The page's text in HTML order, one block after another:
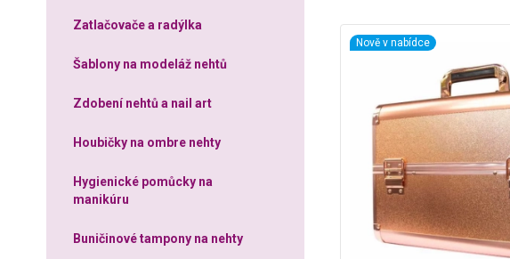
Zatlačovače a radýlka
Šablony na modeláž nehtů
Zdobení nehtů a nail art
Houbičky na ombre nehty
Hygienické pomůcky na
manikúru
Buničinové tampony na nehty
Nově v nabídce